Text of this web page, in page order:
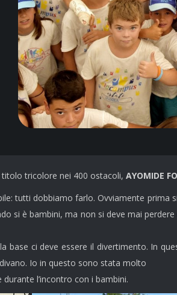
tricolore nei 400 ostacoli, AYOMIDE
tutti dobbiamo farlo. Ovviamente prima
si è bambini, ma non si deve mai
base ci deve essere il divertimento. In
Io in questo sono stata molto
l’incontro con i bambini.